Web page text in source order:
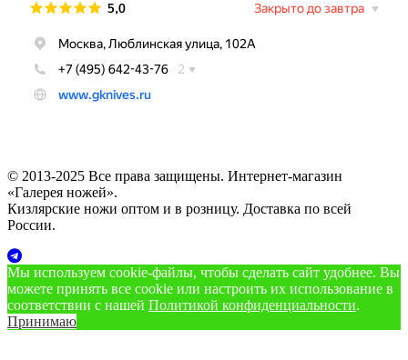
© 2013-2025 Все права защищены. Интернет-магазин
«Галерея ножей».
Кизлярские ножи оптом и в розницу. Доставка по всей
России.
Мы используем cookie‑файлы, чтобы сделать сайт удобнее. Вы
можете принять все cookie или настроить их использование в
соответствии с нашей Политикой конфиденциальности.
Принимаю